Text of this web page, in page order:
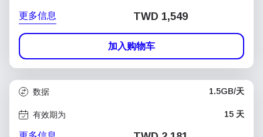
更多信息 TWD 1,549
加入购物车
数据 1.5GB/天
有效期为 15 天